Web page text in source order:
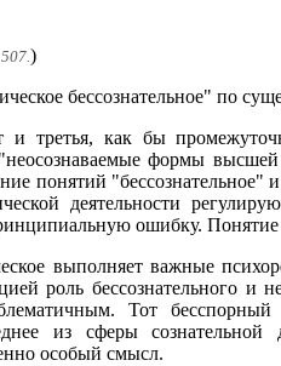
)
бессознательное" по
третья, как бы
формы высшей
понятий "бессознательное"
деятельности
ошибку.
выполняет важные
роль бессознательного
Тот
из сферы
особый смысл.